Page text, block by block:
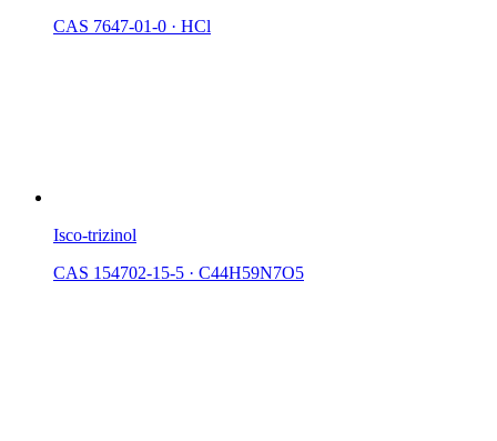
CAS 7647-01-0 · HCl
Isco-trizinol
CAS 154702-15-5 · C44H59N7O5